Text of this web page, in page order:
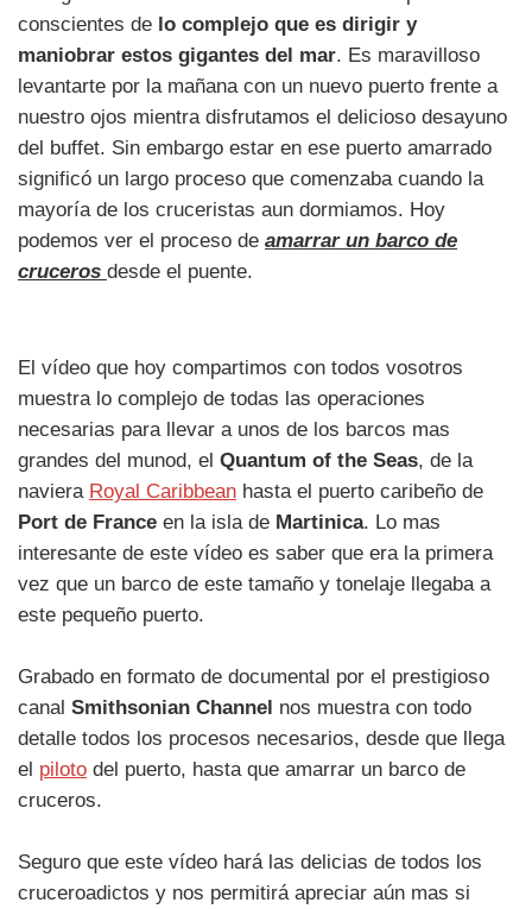
conscientes de lo complejo que es dirigir y
maniobrar estos gigantes del mar. Es maravilloso
levantarte por la mañana con un nuevo puerto frente a
nuestro ojos mientra disfrutamos el delicioso desayuno
del buffet. Sin embargo estar en ese puerto amarrado
significó un largo proceso que comenzaba cuando la
mayoría de los cruceristas aun dormiamos. Hoy
podemos ver el proceso de amarrar un barco de
cruceros desde el puente.
El vídeo que hoy compartimos con todos vosotros
muestra lo complejo de todas las operaciones
necesarias para llevar a unos de los barcos mas
grandes del munod, el Quantum of the Seas, de la
naviera Royal Caribbean hasta el puerto caribeño de
Port de France en la isla de Martinica. Lo mas
interesante de este vídeo es saber que era la primera
vez que un barco de este tamaño y tonelaje llegaba a
este pequeño puerto.
Grabado en formato de documental por el prestigioso
canal Smithsonian Channel nos muestra con todo
detalle todos los procesos necesarios, desde que llega
el piloto del puerto, hasta que amarrar un barco de
cruceros.
Seguro que este vídeo hará las delicias de todos los
cruceroadictos y nos permitirá apreciar aún mas si